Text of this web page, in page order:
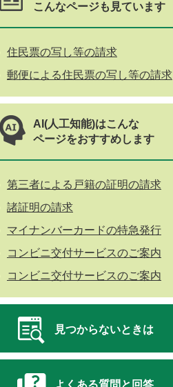
こんなページも見ています
住民票の写し等の請求
郵便による住民票の写し等の請求
AI(人工知能)はこんな
ページをおすすめします
第三者による戸籍の証明の請求
諸証明の請求
マイナンバーカードの特急発行
コンビニ交付サービスのご案内
コンビニ交付サービスのご案内
見つからないときは
よくある質問と回答